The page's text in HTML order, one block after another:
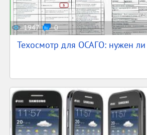
1947 0
Техосмотр для ОСАГО: нужен